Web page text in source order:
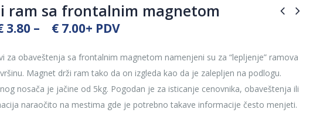
ram sa frontalnim magnetom
3.80 – € 7.00Price
€ 3.80
through
€ 7.00
+ PDV
za obaveštenja sa frontalnim magnetom namenjeni su za “lepljenje” ramova
Magnet drži ram tako da on izgleda kao da je zalepljen na podlogu.
nosača je jačine od 5kg. Pogodan je za isticanje cenovnika, obaveštenja ili
naraočito na mestima gde je potrebno takave informacije često menjeti.